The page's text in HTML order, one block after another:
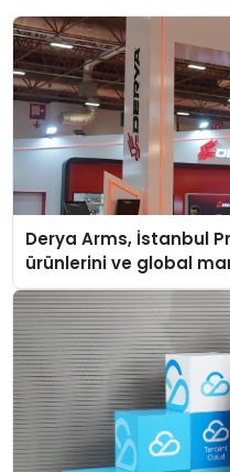
Derya Arms, İstanbul
ürünlerini ve global